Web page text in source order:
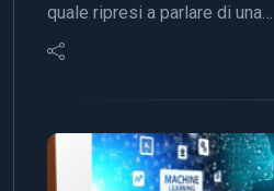
quale ripresi a parlare di una…